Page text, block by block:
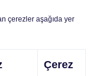
çerezler aşağıda yer
Çerez